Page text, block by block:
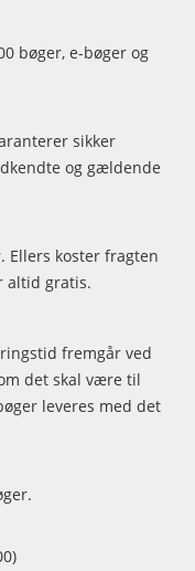
bøger, e-bøger og
sikker
og gældende
Ellers koster fragten
altid gratis.
fremgår ved
det skal være til
leveres med det